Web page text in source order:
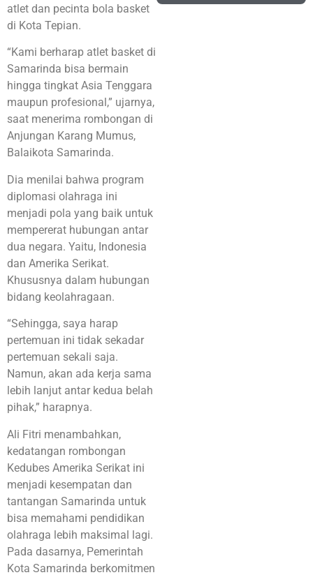
atlet dan pecinta bola basket
di Kota Tepian.
“Kami berharap atlet basket di
Samarinda bisa bermain
hingga tingkat Asia Tenggara
maupun profesional,” ujarnya,
saat menerima rombongan di
Anjungan Karang Mumus,
Balaikota Samarinda.
Dia menilai bahwa program
diplomasi olahraga ini
menjadi pola yang baik untuk
mempererat hubungan antar
dua negara. Yaitu, Indonesia
dan Amerika Serikat.
Khususnya dalam hubungan
bidang keolahragaan.
“Sehingga, saya harap
pertemuan ini tidak sekadar
pertemuan sekali saja.
Namun, akan ada kerja sama
lebih lanjut antar kedua belah
pihak,” harapnya.
Ali Fitri menambahkan,
kedatangan rombongan
Kedubes Amerika Serikat ini
menjadi kesempatan dan
tantangan Samarinda untuk
bisa memahami pendidikan
olahraga lebih maksimal lagi.
Pada dasarnya, Pemerintah
Kota Samarinda berkomitmen